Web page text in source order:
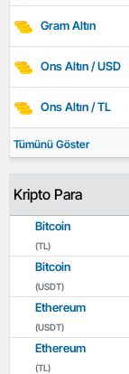
Gram Altın
Ons Altın / USD
Ons Altın / TL
Tümünü Göster
Kripto Para
Bitcoin
(TL)
Bitcoin
(USDT)
Ethereum
(USDT)
Ethereum
(TL)